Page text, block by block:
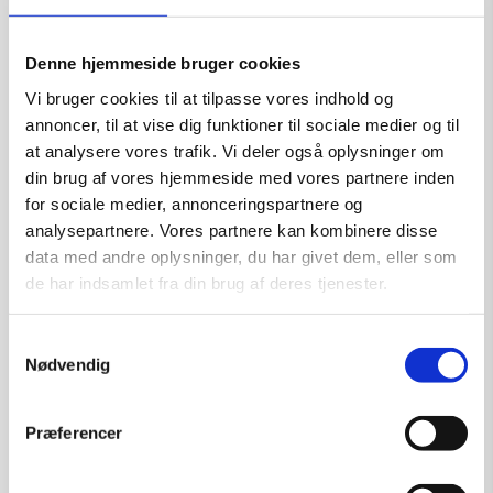
Denne hjemmeside bruger cookies
Vi bruger cookies til at tilpasse vores indhold og
annoncer, til at vise dig funktioner til sociale medier og til
at analysere vores trafik. Vi deler også oplysninger om
din brug af vores hjemmeside med vores partnere inden
for sociale medier, annonceringspartnere og
analysepartnere. Vores partnere kan kombinere disse
data med andre oplysninger, du har givet dem, eller som
de har indsamlet fra din brug af deres tjenester.
Nødvendig
Præferencer
t
s
o
r
t
r
a
m
m
e
e
p